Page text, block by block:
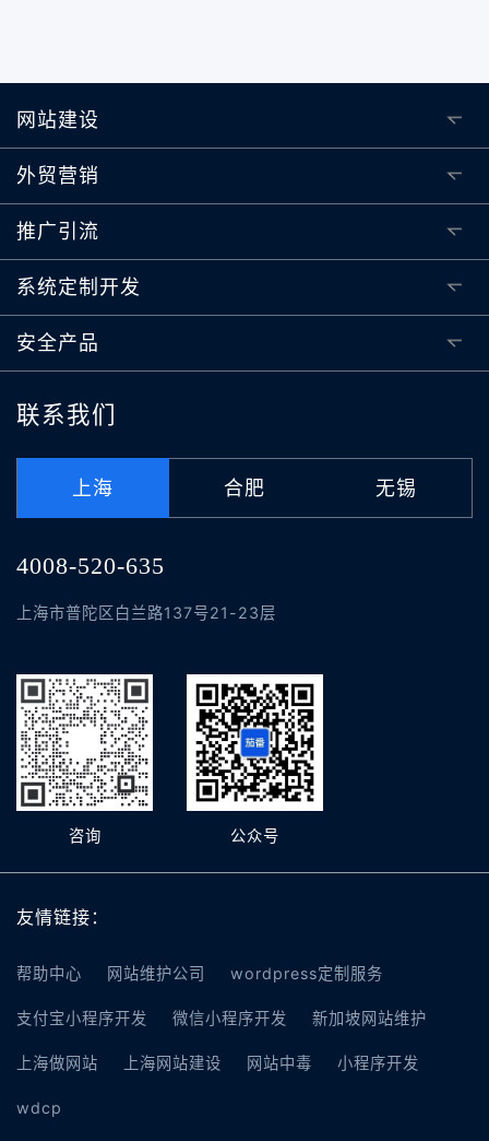
网站建设
外贸营销
推广引流
系统定制开发
安全产品
联系我们
上海 合肥 无锡
4008-520-635
上海市普陀区白兰路137号21-23层
咨询 公众号
友情链接：
帮助中心 网站维护公司 wordpress定制服务
支付宝小程序开发 微信小程序开发 新加坡网站维护
上海做网站 上海网站建设 网站中毒 小程序开发
wdcp